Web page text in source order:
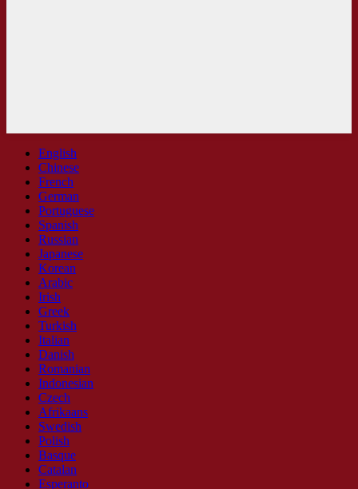
English
Chinese
French
German
Portuguese
Spanish
Russian
Japanese
Korean
Arabic
Irish
Greek
Turkish
Italian
Danish
Romanian
Indonesian
Czech
Afrikaans
Swedish
Polish
Basque
Catalan
Esperanto